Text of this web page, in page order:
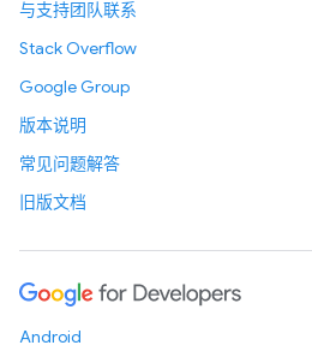
与支持团队联系
Stack Overflow
Google Group
版本说明
常见问题解答
旧版文档
Android